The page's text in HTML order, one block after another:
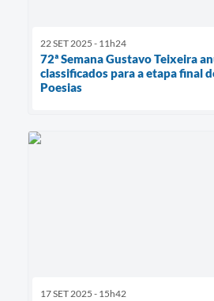
22 SET 2025 - 11h24
72ª Semana Gustavo Teixeira
classificados para a etapa final
Poesias
17 SET 2025 - 15h42